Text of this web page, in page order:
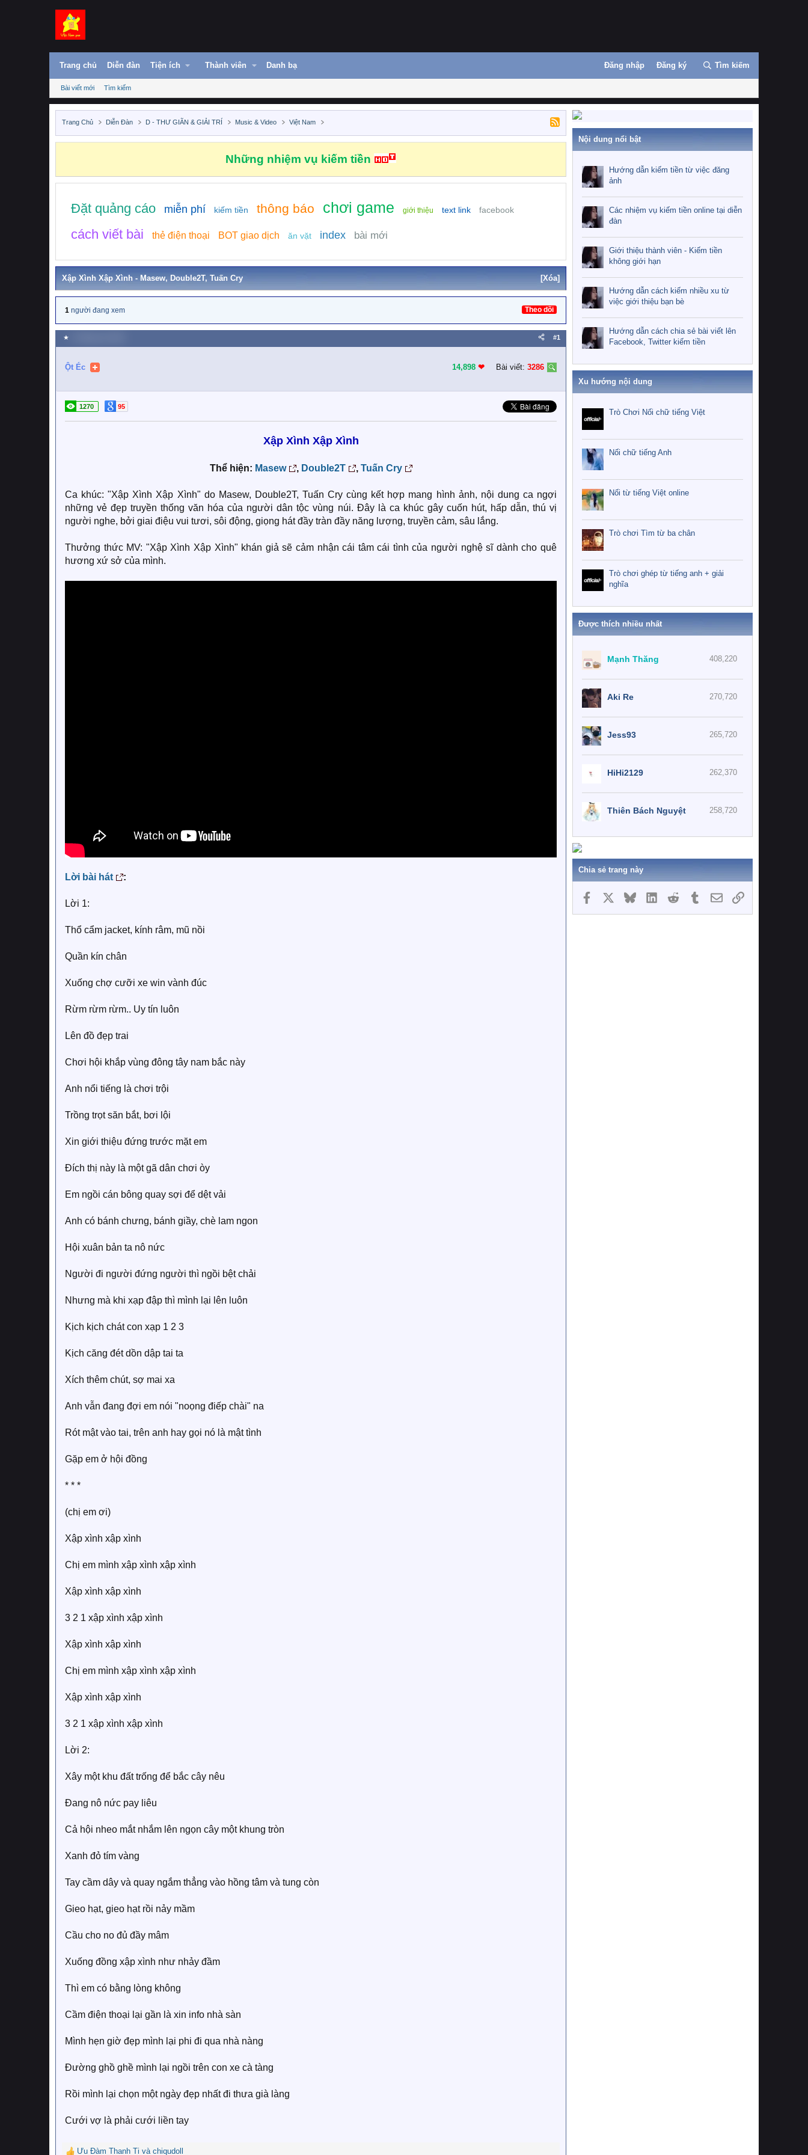
Trang chủ Diễn đàn Tiện ích Thành viên Danh bạ Đăng nhập Đăng ký Tìm kiếm
Bài viết mới Tìm kiếm
Trang Chủ Diễn Đàn D - THƯ GIÃN & GIẢI TRÍ Music & Video Việt Nam
Những nhiệm vụ kiếm tiền
Đặt quảng cáo miễn phí kiếm tiền thông báo chơi game giới thiệu text link facebook
cách viết bài thẻ điện thoại BOT giao dịch ăn vặt index bài mới
Xập Xình Xập Xình - Masew, Double2T, Tuấn Cry [Xóa]
1 người đang xem Theo dõi
★ #1
Ột Éc 14,898 ❤︎ Bài viết: 3286
1270 95
Xập Xình Xập Xình
Thể hiện: Masew , Double2T , Tuấn Cry
Ca khúc: "Xập Xình Xập Xình" do Masew, Double2T, Tuấn Cry cùng kết hợp mang hình ảnh, nội dung ca ngợi
những vẻ đẹp truyền thống văn hóa của người dân tộc vùng núi. Đây là ca khúc gây cuốn hút, hấp dẫn, thú vị
người nghe, bởi giai điệu vui tươi, sôi động, giọng hát đầy tràn đầy năng lượng, truyền cảm, sâu lắng.
Thưởng thức MV: "Xập Xình Xập Xình" khán giả sẽ cảm nhận cái tâm cái tình của người nghệ sĩ dành cho quê
hương xứ sở của mình.
Lời bài hát :
Lời 1:
Thổ cẩm jacket, kính râm, mũ nồi
Quần kín chân
Xuống chợ cưỡi xe win vành đúc
Rừm rừm rừm.. Uy tín luôn
Lên đồ đẹp trai
Chơi hội khắp vùng đông tây nam bắc này
Anh nổi tiếng là chơi trội
Trồng trọt săn bắt, bơi lội
Xin giới thiệu đứng trước mặt em
Đích thị này là một gã dân chơi òy
Em ngồi cán bông quay sợi để dệt vải
Anh có bánh chưng, bánh giầy, chè lam ngon
Hội xuân bản ta nô nức
Người đi người đứng người thì ngồi bệt chải
Nhưng mà khi xạp đập thì mình lại lên luôn
Kịch kịch chát con xạp 1 2 3
Kịch căng đét dồn dập tai ta
Xích thêm chút, sợ mai xa
Anh vẫn đang đợi em nói "noọng điếp chài" na
Rót mật vào tai, trên anh hay gọi nó là mật tình
Gặp em ở hội đồng
* * *
(chị em ơi)
Xập xình xập xình
Chị em mình xập xình xập xình
Xập xình xập xình
3 2 1 xập xình xập xình
Xập xình xập xình
Chị em mình xập xình xập xình
Xập xình xập xình
3 2 1 xập xình xập xình
Lời 2:
Xây một khu đất trống để bắc cây nêu
Đang nô nức pay liêu
Cả hội nheo mắt nhắm lên ngọn cây một khung tròn
Xanh đỏ tím vàng
Tay cầm dây và quay ngắm thẳng vào hồng tâm và tung còn
Gieo hạt, gieo hạt rồi nảy mầm
Cầu cho no đủ đầy mâm
Xuống đồng xập xình như nhảy đầm
Thì em có bằng lòng không
Cầm điện thoại lại gần là xin info nhà sàn
Mình hẹn giờ đẹp mình lại phi đi qua nhà nàng
Đường ghồ ghề mình lại ngồi trên con xe cà tàng
Rồi mình lại chọn một ngày đẹp nhất đi thưa già làng
Cưới vợ là phải cưới liền tay
Ưu Đàm Thanh Ti và chiqudoll
Nội dung nổi bật
Hướng dẫn kiếm tiền từ việc đăng
ảnh
Các nhiệm vụ kiếm tiền online tại diễn
đàn
Giới thiệu thành viên - Kiếm tiền
không giới hạn
Hướng dẫn cách kiếm nhiều xu từ
việc giới thiệu bạn bè
Hướng dẫn cách chia sẻ bài viết lên
Facebook, Twitter kiếm tiền
Xu hướng nội dung
Trò Chơi Nối chữ tiếng Việt
Nối chữ tiếng Anh
Nối từ tiếng Việt online
Trò chơi Tìm từ ba chân
Trò chơi ghép từ tiếng anh + giải
nghĩa
Được thích nhiều nhất
408,220
Mạnh Thăng
270,720
Aki Re
265,720
Jess93
262,370
HiHi2129
258,720
Thiên Bách Nguyệt
Chia sẻ trang này
Facebook BlueskyLinkedInReddit TumblrEmailLink